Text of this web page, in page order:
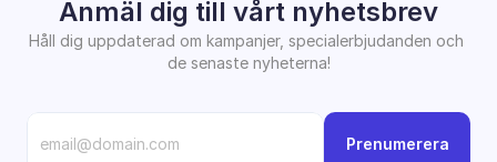
Anmäl dig till vårt nyhetsbrev
Håll dig uppdaterad om kampanjer, specialerbjudanden och
de senaste nyheterna!
Prenumerera